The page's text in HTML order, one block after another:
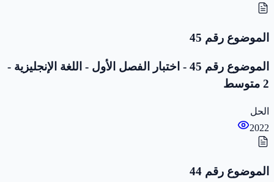
الموضوع رقم 45
الموضوع رقم 45 - اختبار الفصل الأول - اللغة الإنجليزية -
2 متوسط
الحل
2022
الموضوع رقم 44